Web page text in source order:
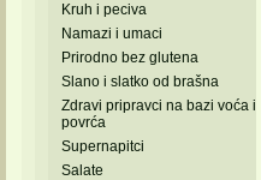
Kruh i peciva
Namazi i umaci
Prirodno bez glutena
Slano i slatko od brašna
Zdravi pripravci na bazi voća i
povrća
Supernapitci
Salate